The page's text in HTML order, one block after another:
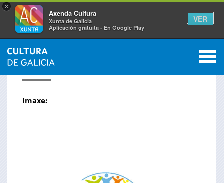
×
Axenda Cultura
Xunta de Galicia
Aplicación gratuíta - En Google Play
VER
FALAREDES
Imaxe: